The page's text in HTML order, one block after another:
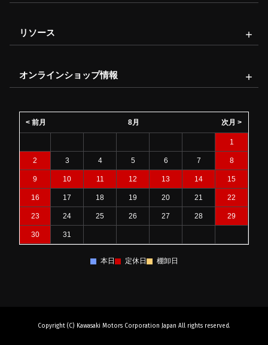
リソース
オンラインショップ情報
8月
< 前月 次月 >
1
2 3 4 5 6 7 8
9 10 11 12 13 14 15
16 17 18 19 20 21 22
23 24 25 26 27 28 29
30 31
本日 定休日 棚卸日
Copyright (C) Kawasaki Motors Corporation Japan All rights reserved.